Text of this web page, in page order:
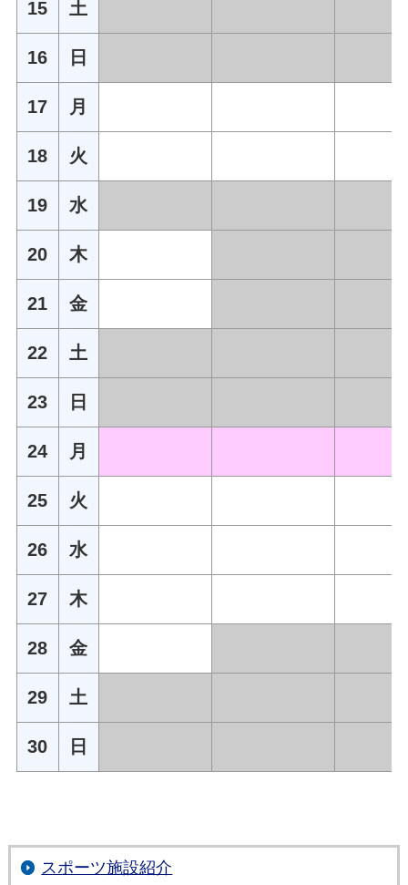
15 土
16 日
17 月
18 火
19 水
20 木
21 金
22 土
23 日
24 月
25 火
26 水
27 木
28 金
29 土
30 日
スポーツ施設紹介